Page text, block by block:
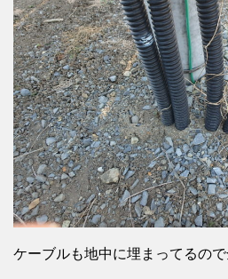
ケーブルも地中に埋まってるので